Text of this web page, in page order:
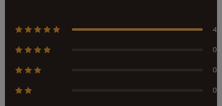
4
0
0
0